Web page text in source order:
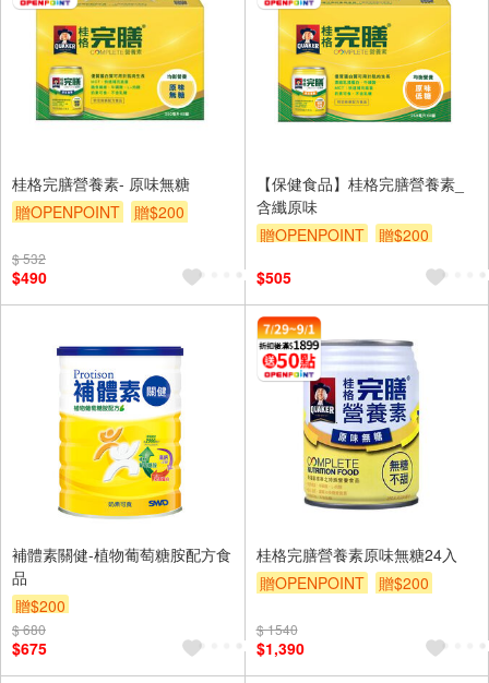
桂格完膳營養素- 原味無糖
贈OPENPOINT
贈$200
$ 532
$490
【保健食品】桂格完膳營養素_
含纖原味
贈OPENPOINT
贈$200
$505
補體素關健-植物葡萄糖胺配方食
品
贈$200
$ 680
$675
桂格完膳營養素原味無糖24入
贈OPENPOINT
贈$200
$ 1540
$1,390